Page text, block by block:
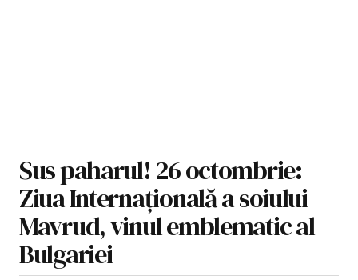
Sus paharul! 26 octombrie:
Ziua Internațională a soiului
Mavrud, vinul emblematic al
Bulgariei